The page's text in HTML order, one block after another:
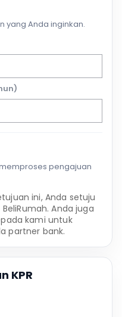
yang Anda inginkan.
pengajuan
ini, Anda setuju
BeliRumah. Anda juga
kami untuk
partner bank.
KPR